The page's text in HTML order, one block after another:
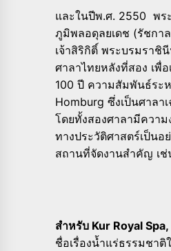
และในปีพ.ศ. 2550 พร
ภูมิพลอดุลยเดช (รัชกา
เจ้าสิริกิติ์ พระบรมราชิ
ศาลาไทยหลังที่สอง เพื่
100 ปี ความสัมพันธ์ระ
Homburg ซึ่งเป็นศาลา
โดยทั้งสองศาลามีควา
ทางประวัติศาสตร์เป็นอ
สถานที่จัดงานสำคัญ เช่
สำหรับ Kur Royal
ชื่อเรื่องน้ำแร่ธรรมชา